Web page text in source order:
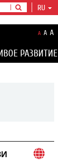
RU
A A A
РАЗВИТИЕ